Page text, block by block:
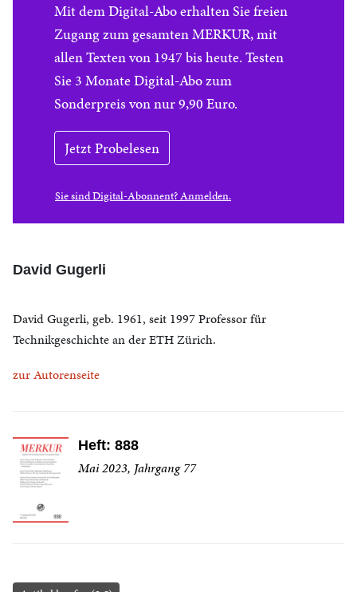
Mit dem Digital-Abo erhalten Sie freien
Zugang zum gesamten MERKUR, mit
allen Texten von 1947 bis heute. Testen
Sie 3 Monate Digital-Abo zum
Sonderpreis von nur 9,90 Euro.
Jetzt Probelesen
Sie sind Digital-Abonnent? Anmelden.
David Gugerli
David Gugerli, geb. 1961, seit 1997 Professor für
Technikgeschichte an der ETH Zürich.
zur Autorenseite
Heft: 888
Mai 2023, Jahrgang 77